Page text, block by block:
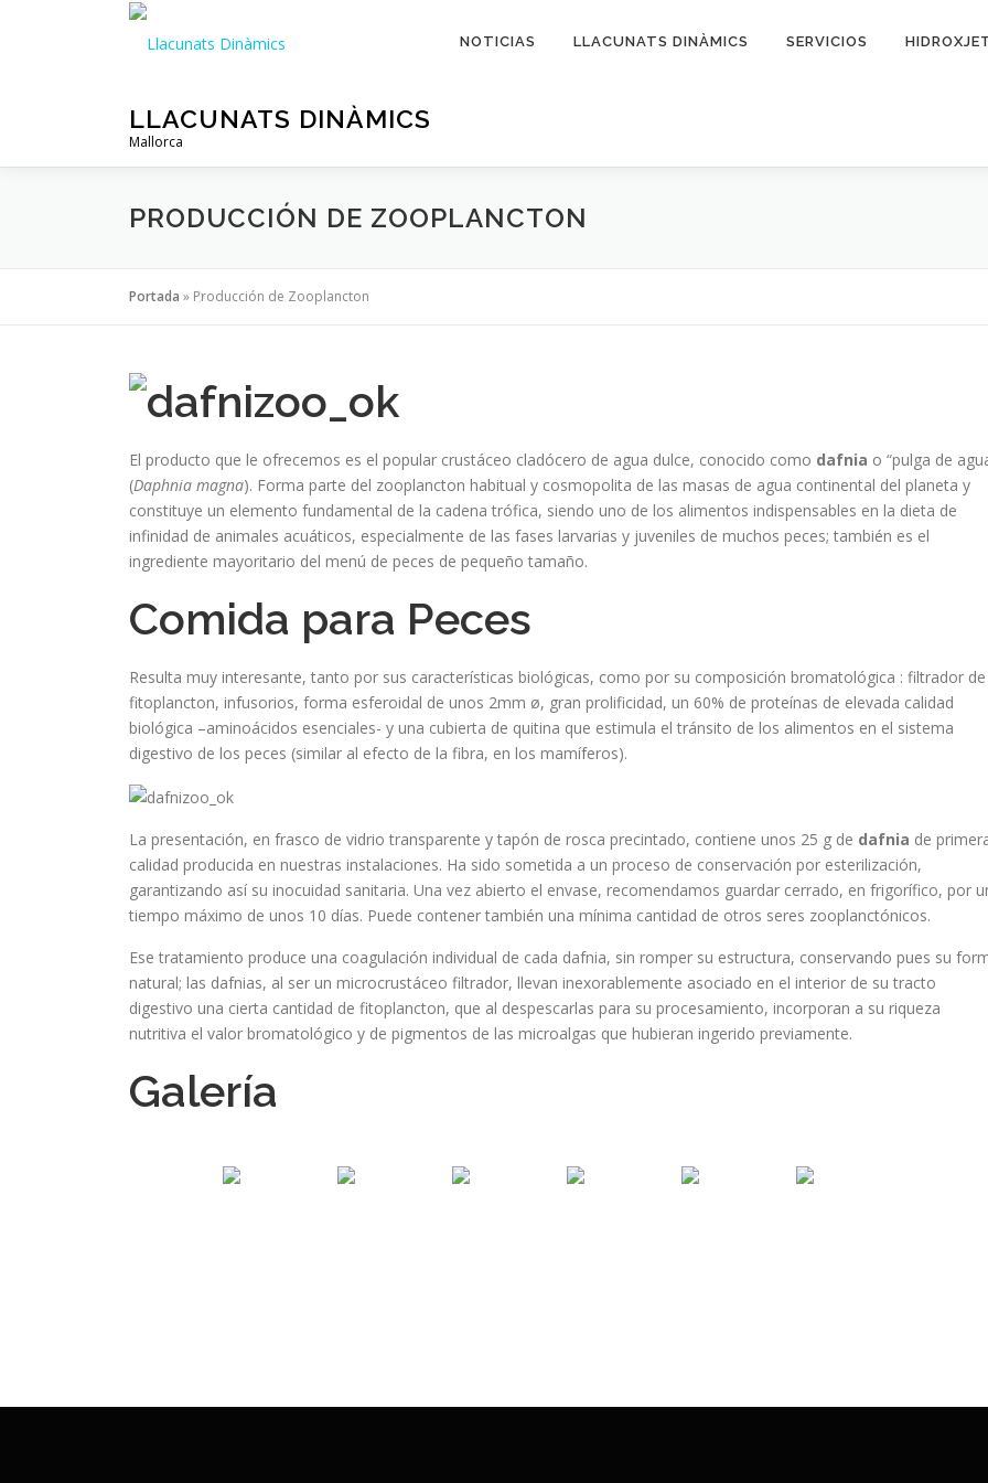
LLACUNATS DINÀMICS
Mallorca
NOTICIAS LLACUNATS DINÀMICS SERVICIOS
PRODUCCIÓN DE ZOOPLANCTON
Portada » Producción de Zooplancton
El producto que le ofrecemos es el popular crustáceo cladócero de agua dulce, conocido como dafnia o “pulga de
(Daphnia magna). Forma parte del zooplancton habitual y cosmopolita de las masas de agua continental del planeta y
constituye un elemento fundamental de la cadena trófica, siendo uno de los alimentos indispensables en la dieta de
infinidad de animales acuáticos, especialmente de las fases larvarias y juveniles de muchos peces; también es el
ingrediente mayoritario del menú de peces de pequeño tamaño.
Comida para Peces
Resulta muy interesante, tanto por sus características biológicas, como por su composición bromatológica : filtrador de
fitoplancton, infusorios, forma esferoidal de unos 2mm ø, gran prolificidad, un 60% de proteínas de elevada calidad
biológica –aminoácidos esenciales- y una cubierta de quitina que estimula el tránsito de los alimentos en el sistema
digestivo de los peces (similar al efecto de la fibra, en los mamíferos).
La presentación, en frasco de vidrio transparente y tapón de rosca precintado, contiene unos 25 g de dafnia de
calidad producida en nuestras instalaciones. Ha sido sometida a un proceso de conservación por esterilización,
garantizando así su inocuidad sanitaria. Una vez abierto el envase, recomendamos guardar cerrado, en frigorífico, por
tiempo máximo de unos 10 días. Puede contener también una mínima cantidad de otros seres zooplanctónicos.
Ese tratamiento produce una coagulación individual de cada dafnia, sin romper su estructura, conservando pues su
natural; las dafnias, al ser un microcrustáceo filtrador, llevan inexorablemente asociado en el interior de su tracto
digestivo una cierta cantidad de fitoplancton, que al despescarlas para su procesamiento, incorporan a su riqueza
nutritiva el valor bromatológico y de pigmentos de las microalgas que hubieran ingerido previamente.
Galería